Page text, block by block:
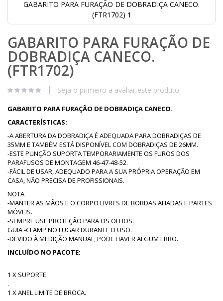
GABARITO PARA FURAÇÃO DE DOBRADIÇA CANECO.
(FTR1702) 1
para
o
início
da
Galeria
imagens
GABARITO PARA FURAÇÃO DE
DOBRADIÇA CANECO.
(FTR1702)
Seja o primeiro a avaliar este produto
GABARITO PARA FURAÇÃO DE DOBRADIÇA CANECO.
CARACTERÍSTICAS:
-A ABERTURA DA DOBRADIÇA É ADEQUADA PARA DOBRADIÇAS DE
35MM E TAMBÉM ESTÁ DISPONÍVEL COM DOBRADIÇAS DE 26MM.
-ESTE PUNÇÃO SUPORTA TEMPORARIAMENTE OS FUROS DOS
PARAFUSOS DE MONTAGEM 46-47-48-52.
-FÁCIL DE USAR, ADEQUADO PARA A SUA PRÓPRIA OPERAÇÃO EM
CASA, NÃO PRECISA DE PROFISSIONAIS.
NOTA
-MANTER AS MÃOS E O CORPO LIVRES DE BORDAS AFIADAS E PARTES
MÓVEIS.
-SEMPRE USE PROTEÇÃO PARA OS OLHOS.
GUIA -CLAMP NO LUGAR DURANTE O USO.
-DEVIDO À MEDIÇÃO MANUAL, PODE HAVER ALGUM ERRO.
INCLUÍDO NO PACOTE:
1 X SUPORTE.
.
1 X ANEL LIMITE DE BROCA.